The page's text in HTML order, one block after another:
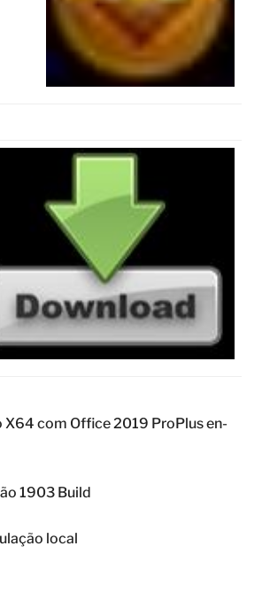
X64 com Office 2019 ProPlus en-
1903 Build
local